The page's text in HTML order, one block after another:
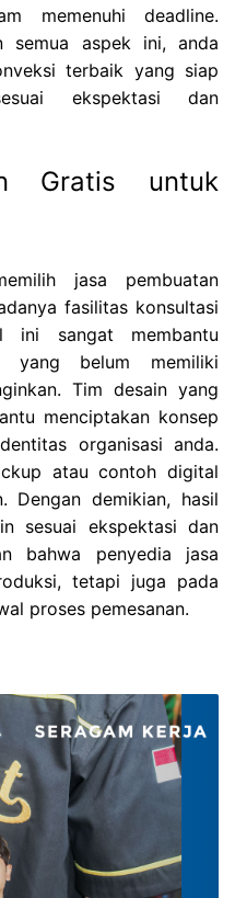
memenuhi deadline.
semua aspek ini, anda
terbaik yang siap
ekspektasi dan
Gratis untuk
jasa pembuatan
fasilitas konsultasi
ini sangat membantu
yang belum memiliki
Tim desain yang
menciptakan konsep
organisasi anda.
atau contoh digital
Dengan demikian, hasil
sesuai ekspektasi dan
bahwa penyedia jasa
tetapi juga pada
proses pemesanan.